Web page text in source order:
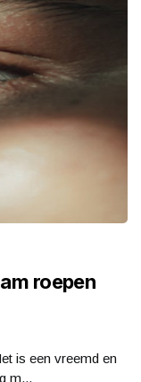
roepen
is een vreemd en
m...